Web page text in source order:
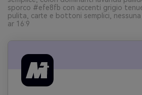
sporco #efe8fb con accenti grigio
pulita, carte e bottoni semplici,
ar 16:9